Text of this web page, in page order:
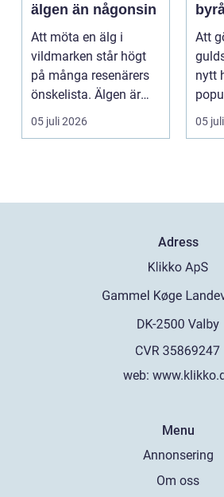
älgen än någonsin
Att möta en älg i
vildmarken står högt
på många resenärers
önskelista. Älgen är
Skandinaviens ikonis...
05 juli 2026
Att
nytt
05
Adress
web:
Menu
Annonsering
Om oss